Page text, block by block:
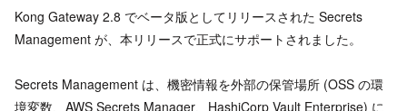
Kong Gateway 2.8 でベータ版としてリリースされた Secrets
Management が、本リリースで正式にサポートされました。
Secrets Management は、機密情報を外部の保管場所 (OSS の環
境変数、AWS Secrets Manager、HashiCorp Vault Enterprise) に